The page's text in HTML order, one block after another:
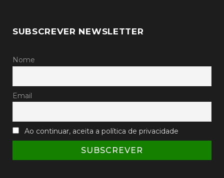
SUBSCREVER NEWSLETTER
Nome
Email
Ao continuar, aceita a política de privacidade